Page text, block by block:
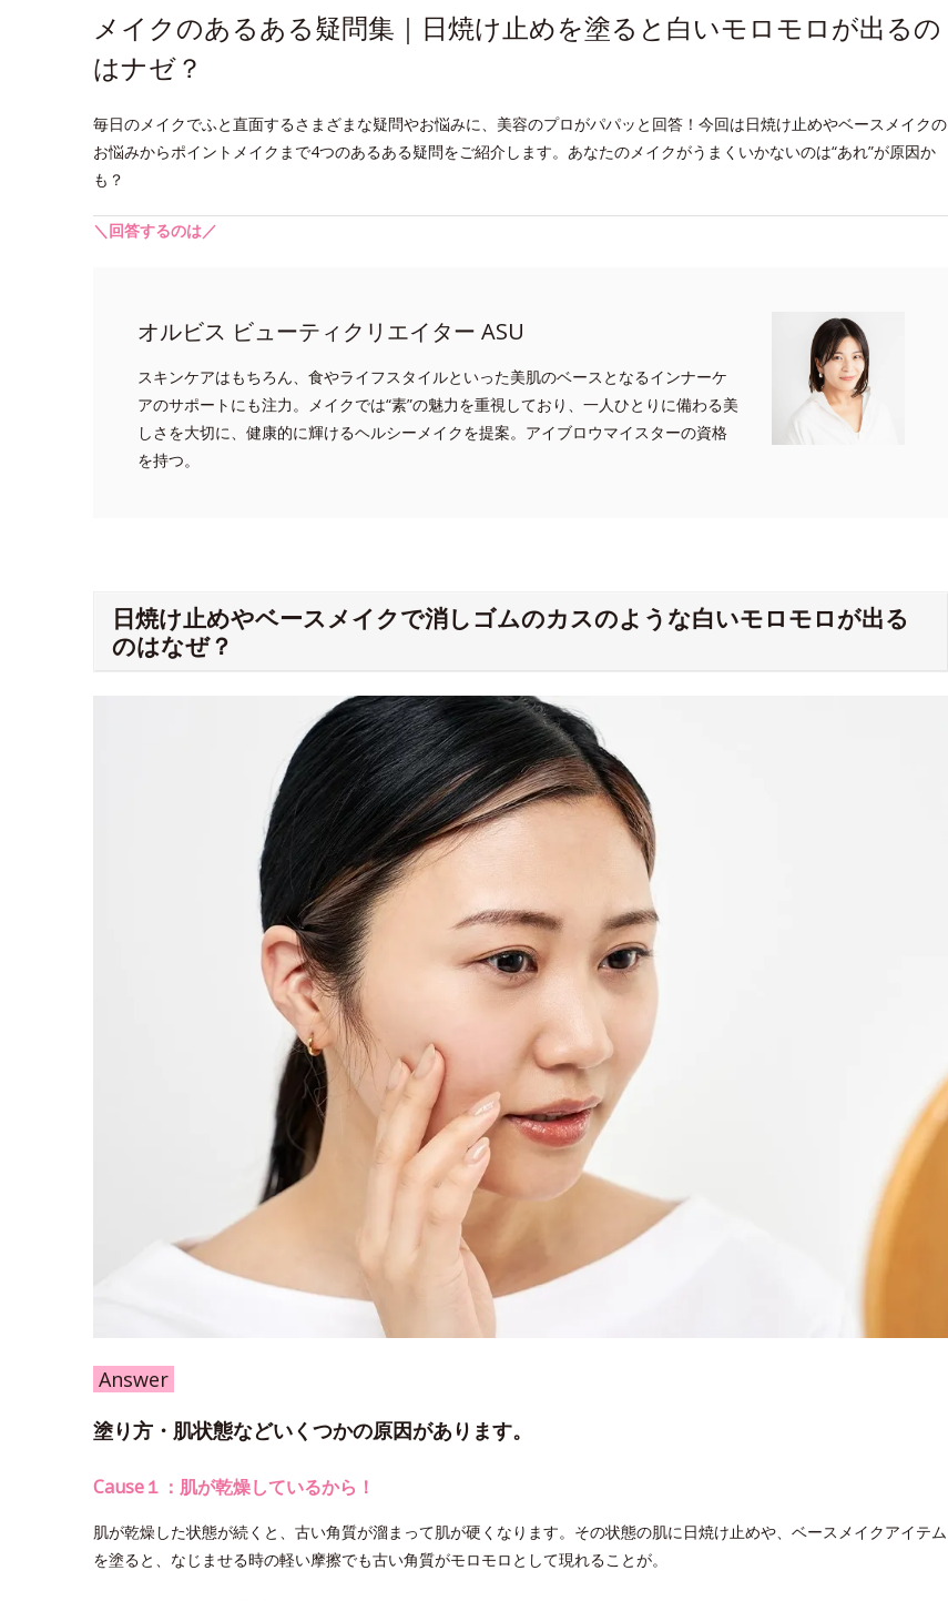
メイクのあるある疑問集｜日焼け止めを塗ると白いモロモロが出るの
はナゼ？
毎日のメイクでふと直面するさまざまな疑問やお悩みに、美容のプロがパパッと回答！今回は日焼け止めやベースメイクの
お悩みからポイントメイクまで4つのあるある疑問をご紹介します。あなたのメイクがうまくいかないのは“あれ”が原因か
も？
＼回答するのは／
オルビス ビューティクリエイター ASU
スキンケアはもちろん、食やライフスタイルといった美肌のベースとなるインナーケ
アのサポートにも注力。メイクでは“素”の魅力を重視しており、一人ひとりに備わる美
しさを大切に、健康的に輝けるヘルシーメイクを提案。アイブロウマイスターの資格
を持つ。
日焼け止めやベースメイクで消しゴムのカスのような白いモロモロが出る
のはなぜ？
Answer
塗り方・肌状態などいくつかの原因があります。
Cause１：肌が乾燥しているから！
肌が乾燥した状態が続くと、古い角質が溜まって肌が硬くなります。その状態の肌に日焼け止めや、ベースメイクアイテム
を塗ると、なじませる時の軽い摩擦でも古い角質がモロモロとして現れることが。